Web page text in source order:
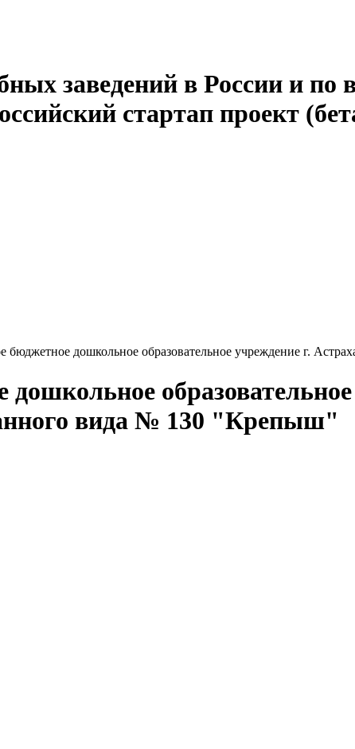
заведений в России и по
стартап проект
бюджетное дошкольное образовательное учреждение г.
вида № 130 "Крепыш"